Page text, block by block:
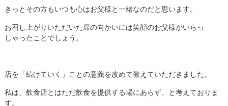
きっとその方もいつも心はお父様と一緒なのだと思います。
お召し上がりいただいた席の向かいには笑顔のお父様がいらっ
しゃったことでしょう。
店を「続けていく」ことの意義を改めて教えていただきました。
私は、飲食店とはただ飲食を提供する場にあらず、と考えておりま
す。